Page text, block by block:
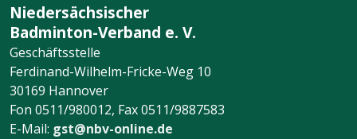
Niedersächsischer
Badminton-Verband e. V.
Geschäftsstelle
Ferdinand-Wilhelm-Fricke-Weg 10
30169 Hannover
Fon 0511/980012, Fax 0511/9887583
E-Mail: gst@nbv-online.de